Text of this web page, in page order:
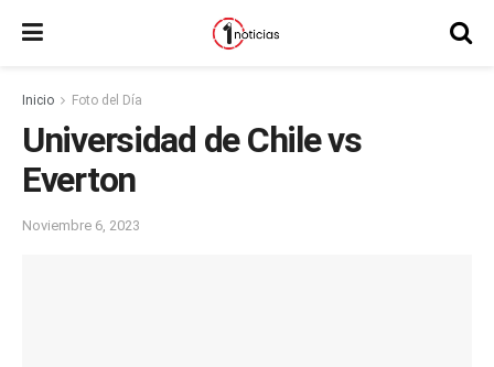
Inicio Foto del Día
Universidad de Chile vs
Everton
Noviembre 6, 2023